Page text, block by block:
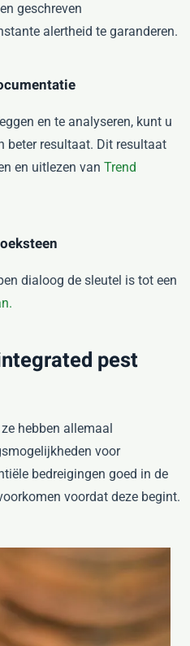
geschreven
alertheid te garanderen.
en te analyseren, kunt u
beter resultaat. Dit resultaat
en uitlezen van Trend
dialoog de sleutel is tot een
pest
hebben allemaal
voor
bedreigingen goed in de
voordat deze begint.